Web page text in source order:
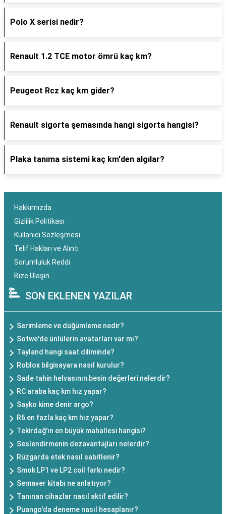
Polo X serisi nedir?
Renault 1.2 TCE motor ömrü kaç km?
Peugeot Rcz kaç km gider?
Renault sigorta şemasında hangi sigorta hangisi?
Plaka tanıma sistemi kaç km'den algılar?
Hakkımızda
Gizlilik Politikası
Kullanıcı Sözleşmesi
Telif Hakları ve Alıntı
Sorumluluk Reddi
Bize Ulaşın
SON EKLENEN YAZILAR
Serimleme ve düğümleme nedir?
Sotwe'de ünlülerin avatarları var mı?
Tayland hangi saat diliminde?
Roblox bilgisayara nasıl kurulur?
Sade tahin helvasının besin değerleri nelerdir?
RC araba kaç km hız yapar?
Sayko kime denir argo?
R6 en fazla kaç km hız yapar?
Tekirdağ'ın en büyük mahallesi hangisi?
Seslendirmenin dezavantajları nelerdir?
Rüzgarda etek nasıl sabitlenir?
Smok LP1 ve LP2 coil farkı nedir?
Semaver kitabı ne anlatıyor?
Tanınan cihazlar nasıl aktif edilir?
Puango'da deneme nasıl hesaplanır?